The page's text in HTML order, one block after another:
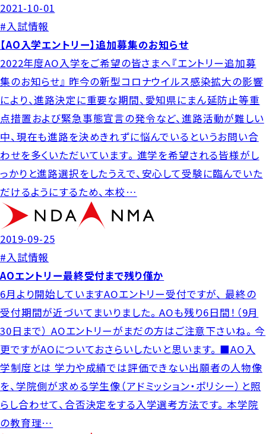
2021-10-01
#入試情報
【AO入学エントリー】追加募集のお知らせ
2022年度AO入学をご希望の皆さまへ『エントリー追加募
集のお知らせ』 昨今の新型コロナウイルス感染拡大の影響
により、進路決定に重要な期間、愛知県にまん延防止等重
点措置および緊急事態宣言の発令など、進路活動が難しい
中、現在も進路を決めきれずに悩んでいるというお問い合
わせを多くいただいています。 進学を希望される皆様がし
っかりと進路選択をしたうえで、安心して受験に臨んでいた
だけるようにするため、本校…
2019-09-25
#入試情報
AOエントリー最終受付まで残り僅か
6月より開始していますAOエントリー受付ですが、 最終の
受付期間が近づいてまいりました。 AOも残り6日間！（9月
30日まで） AOエントリーがまだの方はご注意下さいね。 今
更ですがAOについておさらいしたいと思います。 ■AO入
学制度とは 学力や成績では評価できない出願者の人物像
を、学院側が求める学生像（アドミッション・ポリシー）と照
らし合わせて、合否決定をする入学選考方法です。 本学院
の教育理…